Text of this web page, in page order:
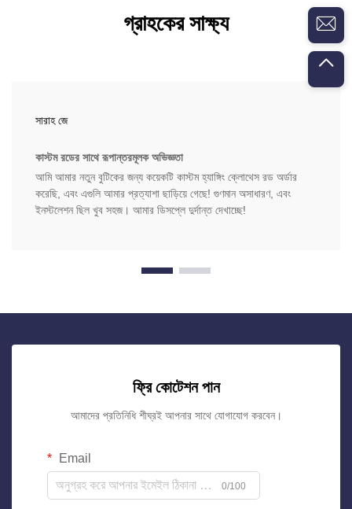
গ্রাহকের সাক্ষ্য
সারাহ জে
কাস্টম রডের সাথে রূপান্তরমূলক অভিজ্ঞতা
আমি আমার নতুন বুটিকের জন্য কয়েকটি কাস্টম হ্যাঙ্গিং ক্লোথেস রড অর্ডার
করেছি, এবং এগুলি আমার প্রত্যাশা ছাড়িয়ে গেছে! গুণমান অসাধারণ, এবং
ইনস্টলেশন ছিল খুব সহজ। আমার ডিসপ্লে দুর্দান্ত দেখাচ্ছে!
ফ্রি কোটেশন পান
আমাদের প্রতিনিধি শীঘ্রই আপনার সাথে যোগাযোগ করবেন।
Email
0/100